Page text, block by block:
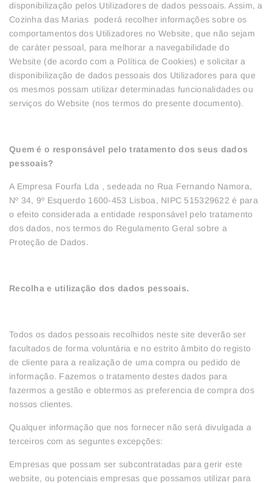
disponibilização pelos Utilizadores de dados pessoais. Assim, a
Cozinha das Marias poderá recolher informações sobre os
comportamentos dos Utilizadores no Website, que não sejam
de caráter pessoal, para melhorar a navegabilidade do
Website (de acordo com a Política de Cookies) e solicitar a
disponibilização de dados pessoais dos Utilizadores para que
os mesmos possam utilizar determinadas funcionalidades ou
serviços do Website (nos termos do presente documento).
Quem é o responsável pelo tratamento dos seus dados
pessoais?
A Empresa Fourfa Lda , sedeada no Rua Fernando Namora,
Nº 34, 9º Esquerdo 1600-453 Lisboa, NIPC 515329622 é para
o efeito considerada a entidade responsável pelo tratamento
dos dados, nos termos do Regulamento Geral sobre a
Proteção de Dados.
Recolha e utilização dos dados pessoais.
Todos os dados pessoais recolhidos neste site deverão ser
facultados de forma voluntária e no estrito âmbito do registo
de cliente para a realização de uma compra ou pedido de
informação. Fazemos o tratamento destes dados para
fazermos a gestão e obtermos as preferencia de compra dos
nossos clientes.
Qualquer informação que nos fornecer não será divulgada a
terceiros com as seguntes excepções:
Empresas que possam ser subcontratadas para gerir este
website, ou potenciais empresas que possamos utilizar para